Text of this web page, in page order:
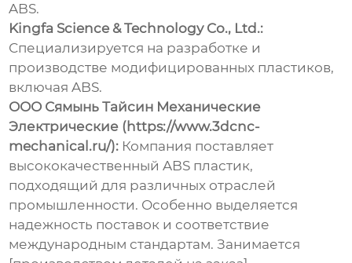
ABS.
Kingfa Science & Technology Co., Ltd.:
Специализируется на разработке и
производстве модифицированных пластиков,
включая ABS.
ООО Сямынь Тайсин Механические
Электрические (https://www.3dcnc-
mechanical.ru/): Компания поставляет
высококачественный ABS пластик,
подходящий для различных отраслей
промышленности. Особенно выделяется
надежность поставок и соответствие
международным стандартам. Занимается